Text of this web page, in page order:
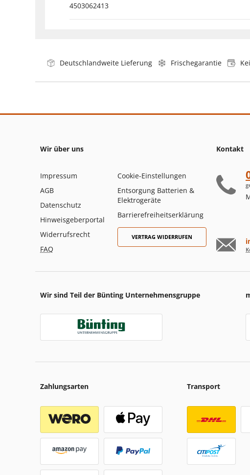
4503062413
Deutschlandweite Lieferung Frischegarantie
Wir über uns
Impressum
AGB
Datenschutz
Hinweisgeberportal
Widerrufsrecht
FAQ
Cookie-Einstellungen
Entsorgung Batterien &
Elektrogeräte
Barrierefreiheitserklärung
VERTRAG WIDERRUFEN
Kontakt
Wir sind Teil der Bünting Unternehmensgruppe
Zahlungsarten Transport